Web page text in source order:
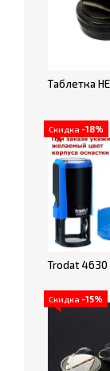
Таблетка
Скидка -18%
Trodat 4630
Скидка -15%